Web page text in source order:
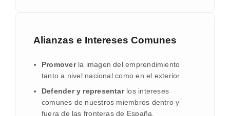
Alianzas e Intereses Comunes
Promoverla imagen del emprendimiento
tanto a nivel nacional como en el exterior.
Defender y representarlos intereses
comunes de nuestros miembros dentro y
fuera de las fronteras de España.